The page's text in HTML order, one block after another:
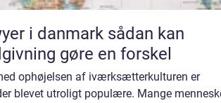
sådan kan
gøre en forskel
ophøjelsen af iværksætterkulturen er
blevet utroligt populære. Mange